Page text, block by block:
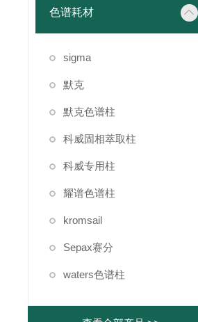
色谱耗材
sigma
默克
默克色谱柱
科威固相萃取柱
科威专用柱
耀谱色谱柱
kromsail
Sepax赛分
waters色谱柱